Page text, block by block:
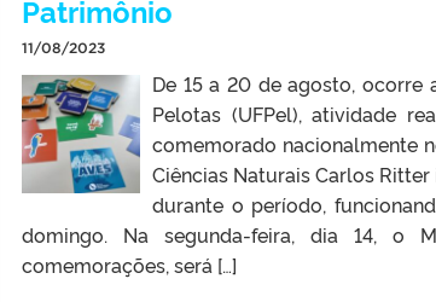
Patrimônio
11/08/2023
De 15 a 20 de agosto, ocorre
Pelotas (UFPel), atividade
comemorado nacionalmente
Ciências Naturais Carlos
durante o período,
domingo. Na segunda-feira, dia 14, o
comemorações, será […]